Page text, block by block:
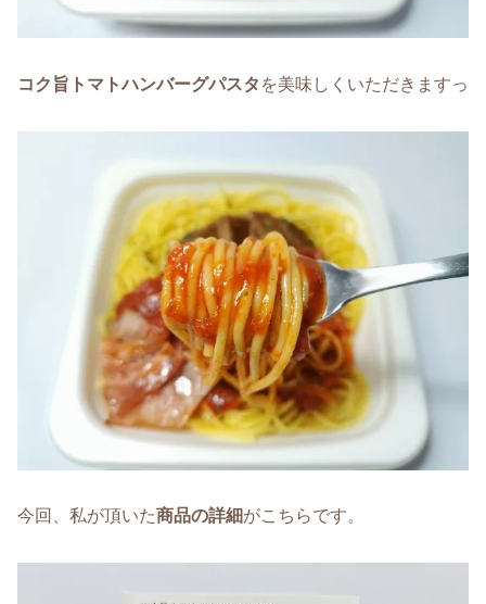
コク旨トマトハンバーグパスタ を美味しくいただきますっ
今回、私が頂いた商品の詳細がこちらです。